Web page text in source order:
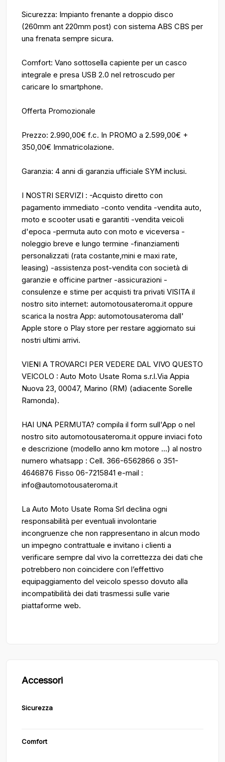
Sicurezza: Impianto frenante a doppio disco
(260mm ant 220mm post) con sistema ABS CBS per
una frenata sempre sicura.
Comfort: Vano sottosella capiente per un casco
integrale e presa USB 2.0 nel retroscudo per
caricare lo smartphone.
Offerta Promozionale
Prezzo: 2.990,00€ f.c. In PROMO a 2.599,00€ +
350,00€ Immatricolazione.
Garanzia: 4 anni di garanzia ufficiale SYM inclusi.
I NOSTRI SERVIZI : -Acquisto diretto con
pagamento immediato -conto vendita -vendita auto,
moto e scooter usati e garantiti -vendita veicoli
d'epoca -permuta auto con moto e viceversa -
noleggio breve e lungo termine -finanziamenti
personalizzati (rata costante,mini e maxi rate,
leasing) -assistenza post-vendita con società di
garanzie e officine partner -assicurazioni -
consulenze e stime per acquisti tra privati VISITA il
nostro sito internet: automotousateroma.it oppure
scarica la nostra App: automotousateroma dall'
Apple store o Play store per restare aggiornato sui
nostri ultimi arrivi.
VIENI A TROVARCI PER VEDERE DAL VIVO QUESTO
VEICOLO : Auto Moto Usate Roma s.r.l.Via Appia
Nuova 23, 00047, Marino (RM) (adiacente Sorelle
Ramonda).
HAI UNA PERMUTA? compila il form sull'App o nel
nostro sito automotousateroma.it oppure inviaci foto
e descrizione (modello anno km motore ...) al nostro
numero whatsapp : Cell. 366-6562866 o 351-
4646876 Fisso 06-7215841 e-mail :
info@automotousateroma.it
La Auto Moto Usate Roma Srl declina ogni
responsabilità per eventuali involontarie
incongruenze che non rappresentano in alcun modo
un impegno contrattuale e invitano i clienti a
verificare sempre dal vivo la correttezza dei dati che
potrebbero non coincidere con l’effettivo
equipaggiamento del veicolo spesso dovuto alla
incompatibilità dei dati trasmessi sulle varie
piattaforme web.
Accessori
Sicurezza
Comfort